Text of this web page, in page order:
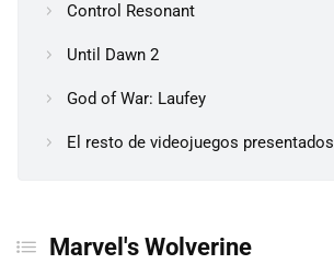
Control Resonant
Until Dawn 2
God of War: Laufey
El resto de videojuegos presentados
Marvel's Wolverine